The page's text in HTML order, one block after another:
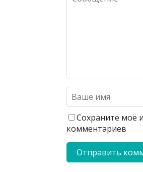
Сохраните моё
комментариев